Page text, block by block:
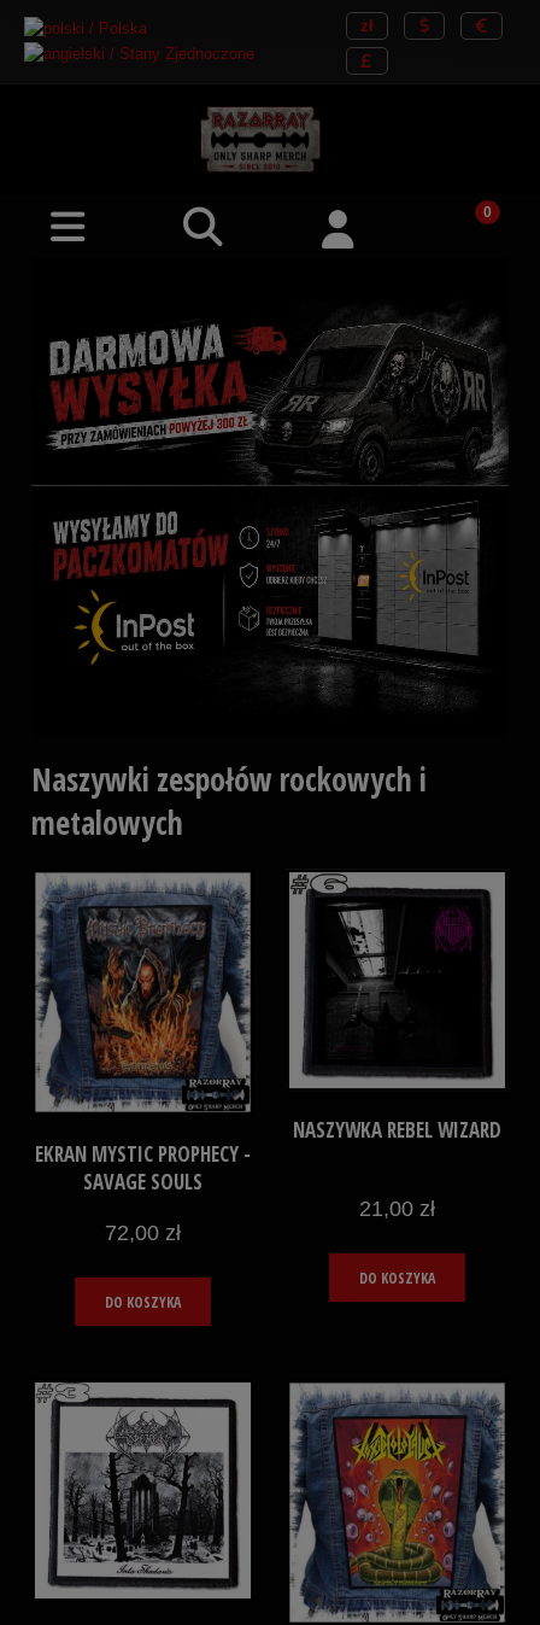
Naszywki zespołów rockowych i
metalowych
EKRAN MYSTIC PROPHECY -
SAVAGE SOULS
72,00 zł
DO KOSZYKA
NASZYWKA REBEL WIZARD
21,00 zł
DO KOSZYKA